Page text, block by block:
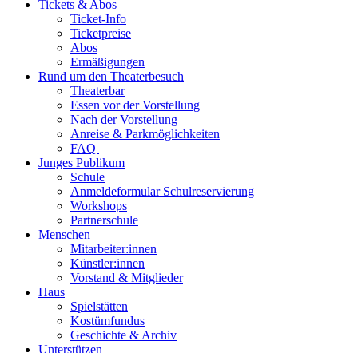
Tickets & Abos
Ticket-Info
Ticketpreise
Abos
Ermäßigungen
Rund um den Theaterbesuch
Theaterbar
Essen vor der Vorstellung
Nach der Vorstellung
Anreise & Parkmöglichkeiten
FAQ
Junges Publikum
Schule
Anmeldeformular Schulreservierung
Workshops
Partnerschule
Menschen
Mitarbeiter:innen
Künstler:innen
Vorstand & Mitglieder
Haus
Spielstätten
Kostümfundus
Geschichte & Archiv
Unterstützen